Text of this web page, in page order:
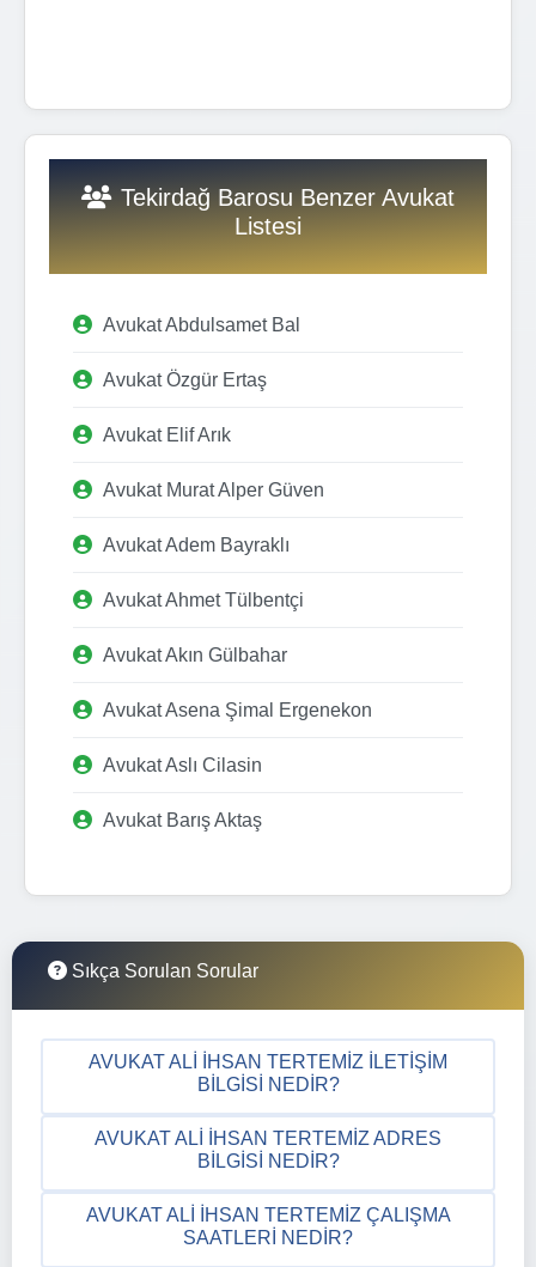
Tekirdağ Barosu Benzer Avukat
Listesi
Avukat Abdulsamet Bal
Avukat Özgür Ertaş
Avukat Elif Arık
Avukat Murat Alper Güven
Avukat Adem Bayraklı
Avukat Ahmet Tülbentçi
Avukat Akın Gülbahar
Avukat Asena Şimal Ergenekon
Avukat Aslı Cilasin
Avukat Barış Aktaş
Sıkça Sorulan Sorular
AVUKAT ALI İHSAN TERTEMIZ İLETIŞIM
BILGISI NEDIR?
AVUKAT ALI İHSAN TERTEMIZ ADRES
BILGISI NEDIR?
AVUKAT ALI İHSAN TERTEMIZ ÇALIŞMA
SAATLERI NEDIR?